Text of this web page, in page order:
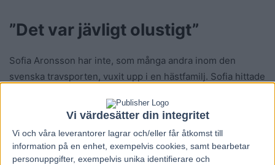
Vi värdesätter din integritet
Vi och våra leverantorer lagrar och/eller får åtkomst till
information på en enhet, exempelvis cookies, samt bearbetar
personuppgifter, exempelvis unika identifierare och
”Det var jävligt olustigt”
Sofia Aronsson har inte, som många andra inom den
svenska travsporten, vuxit upp i en hästfamilj. Sofia hittade
hon 15 år gammal, en som hon själv jobbat ihop till och
betalade 500 kronor för. Efter en senare utbildning på
travgymnasiet Wången har det vuxit succesivt, dit hon är i
dag.